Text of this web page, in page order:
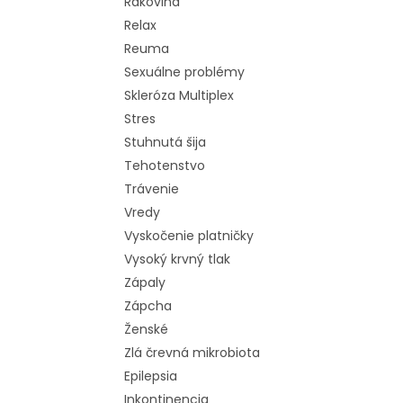
Relax
Reuma
Sexuálne problémy
Skleróza Multiplex
Stres
Stuhnutá šija
Tehotenstvo
Trávenie
Vredy
Vyskočenie platničky
Vysoký krvný tlak
Zápaly
Zápcha
Ženské
Zlá črevná mikrobiota
Epilepsia
Inkontinencia